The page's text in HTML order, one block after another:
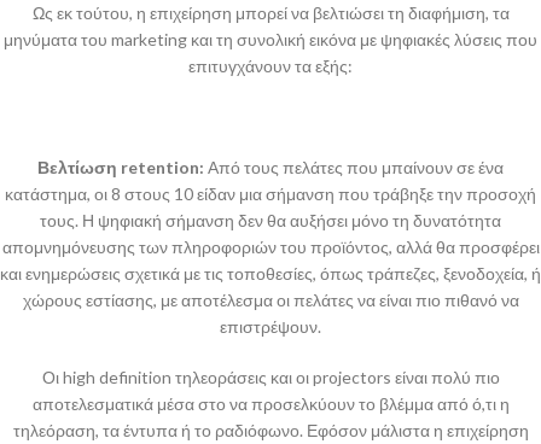
Ως εκ τούτου, η επιχείρηση μπορεί να βελτιώσει τη διαφήμιση, τα
μηνύματα του marketing και τη συνολική εικόνα με ψηφιακές λύσεις που
επιτυγχάνουν τα εξής:
Βελτίωση retention: Από τους πελάτες που μπαίνουν σε ένα
κατάστημα, οι 8 στους 10 είδαν μια σήμανση που τράβηξε την προσοχή
τους. Η ψηφιακή σήμανση δεν θα αυξήσει μόνο τη δυνατότητα
απομνημόνευσης των πληροφοριών του προϊόντος, αλλά θα προσφέρει
και ενημερώσεις σχετικά με τις τοποθεσίες, όπως τράπεζες, ξενοδοχεία, ή
χώρους εστίασης, με αποτέλεσμα οι πελάτες να είναι πιο πιθανό να
επιστρέψουν.
Οι high definition τηλεοράσεις και οι projectors είναι πολύ πιο
αποτελεσματικά μέσα στο να προσελκύουν το βλέμμα από ό,τι η
τηλεόραση, τα έντυπα ή το ραδιόφωνο. Εφόσον μάλιστα η επιχείρηση